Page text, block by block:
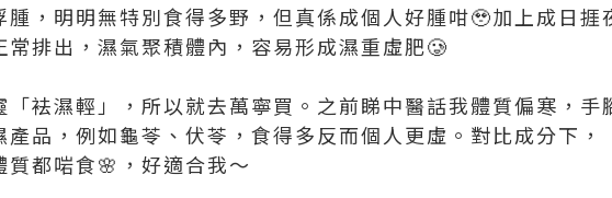
，明明無特別食得多野，但真係成個人好腫咁🥹加上成日捱
排出，濕氣聚積體內，容易形成濕重虛肥🥲
「袪濕輕」，所以就去萬寧買。之前睇中醫話我體質偏寒，手
品，例如龜苓、伏苓，食得多反而個人更虛。對比成分下，
都啱食🌸，好適合我～